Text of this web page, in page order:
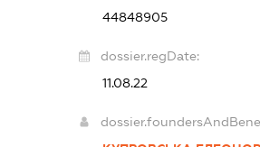
44848905
dossier.regDate:
11.08.22